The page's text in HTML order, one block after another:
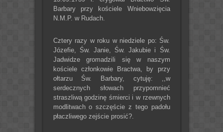
Barbary przy kościele Wniebowzięcia
N.M.P. w Rudach.
Cztery razy w roku w niedziele po: Św.
Józefie, Św. Janie, Św. Jakubie i Św.
Jadwidze gromadzili się w naszym
kościele członkowie Bractwa, by przy
ołtarzu Św. Barbary, cytuję: ,,w
serdecznych słowach przypomnieć
straszliwą godzinę śmierci i w rzewnych
modlitwach o szczęście z tego padołu
płaczliwego zejście prosić?.